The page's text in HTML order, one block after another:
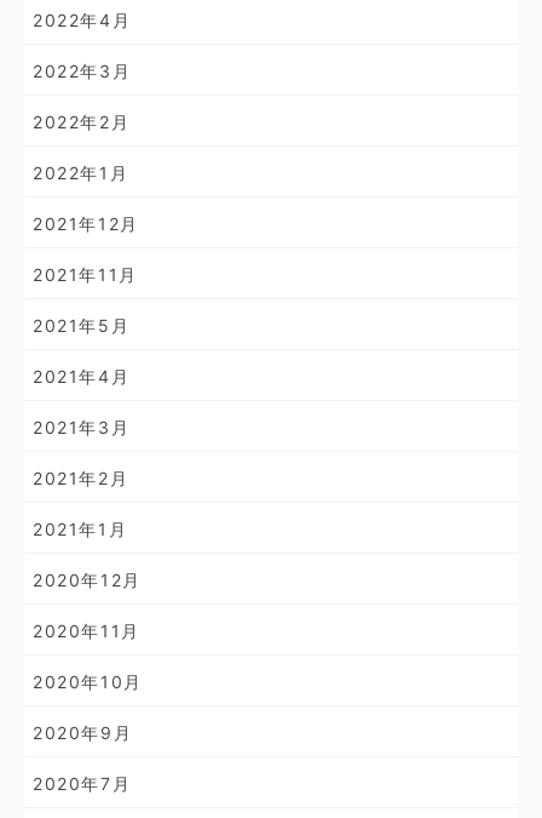
2022年4月
2022年3月
2022年2月
2022年1月
2021年12月
2021年11月
2021年5月
2021年4月
2021年3月
2021年2月
2021年1月
2020年12月
2020年11月
2020年10月
2020年9月
2020年7月